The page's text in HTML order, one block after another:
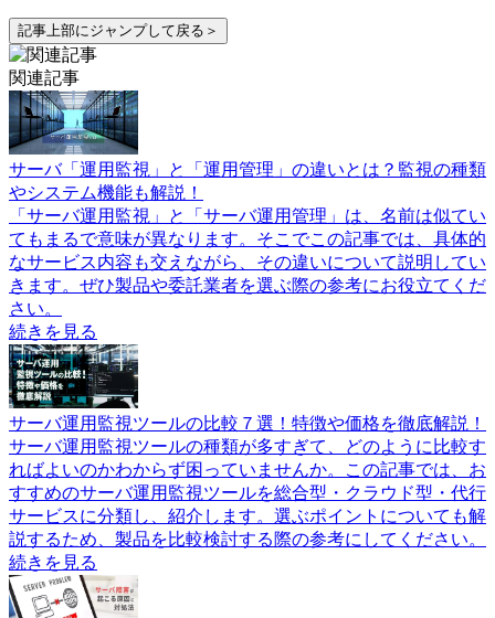
記事上部にジャンプして戻る＞
関連記事
サーバ「運用監視」と「運用管理」の違いとは？監視の種類
やシステム機能も解説！
「サーバ運用監視」と「サーバ運用管理」は、名前は似てい
てもまるで意味が異なります。そこでこの記事では、具体的
なサービス内容も交えながら、その違いについて説明してい
きます。ぜひ製品や委託業者を選ぶ際の参考にお役立てくだ
さい。
続きを見る
サーバ運用監視ツールの比較７選！特徴や価格を徹底解説！
サーバ運用監視ツールの種類が多すぎて、どのように比較す
ればよいのかわからず困っていませんか。この記事では、お
すすめのサーバ運用監視ツールを総合型・クラウド型・代行
サービスに分類し、紹介します。選ぶポイントについても解
説するため、製品を比較検討する際の参考にしてください。
続きを見る